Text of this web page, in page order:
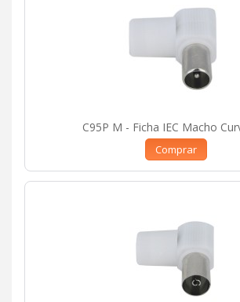
C95P M - Ficha IEC Macho
Comprar